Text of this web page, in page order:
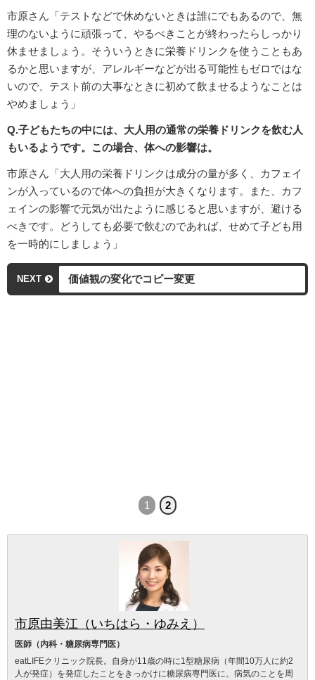
市原さん「テストなどで休めないときは誰にでもあるので、無
理のないように頑張って、やるべきことが終わったらしっかり
休ませましょう。そういうときに栄養ドリンクを使うこともあ
るかと思いますが、アレルギーなどが出る可能性もゼロではな
いので、テスト前の大事なときに初めて飲ませるようなことは
やめましょう」
Q.子どもたちの中には、大人用の通常の栄養ドリンクを飲む人
もいるようです。この場合、体への影響は。
市原さん「大人用の栄養ドリンクは成分の量が多く、カフェイ
ンが入っているので体への負担が大きくなります。また、カフ
ェインの影響で元気が出たように感じると思いますが、避ける
べきです。どうしても必要で飲むのであれば、せめて子ども用
を一時的にしましょう」
NEXT 価値観の変化でコピー変更
1 2
市原由美江（いちはら・ゆみえ）
医師（内科・糖尿病専門医）
eatLIFEクリニック院長。自身が11歳の時に1型糖尿病（年間10万人に約2
人が発症）を発症したことをきっかけに糖尿病専門医に。病気のことを周